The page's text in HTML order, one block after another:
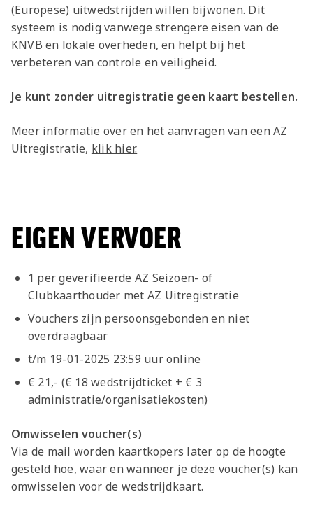
(Europese) uitwedstrijden willen bijwonen. Dit
systeem is nodig vanwege strengere eisen van de
KNVB en lokale overheden, en helpt bij het
verbeteren van controle en veiligheid.
Je kunt zonder uitregistratie geen kaart bestellen.
Meer informatie over en het aanvragen van een AZ
Uitregistratie, klik hier.
EIGEN VERVOER
1 pergeverifieerde AZ Seizoen- of
Clubkaarthouder met AZ Uitregistratie
Vouchers zijn persoonsgebonden en niet
overdraagbaar
t/m 19-01-2025 23:59 uur online
€ 21,- (€ 18 wedstrijdticket + € 3
administratie/organisatiekosten)
Omwisselen voucher(s)
Via de mail worden kaartkopers later op de hoogte
gesteld hoe, waar en wanneer je deze voucher(s) kan
omwisselen voor de wedstrijdkaart.